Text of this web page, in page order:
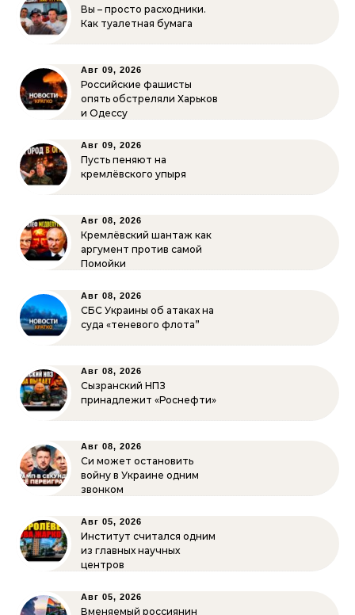
Вы – просто расходники.
Как туалетная бумага
Авг 09, 2026
Российские фашисты
опять обстреляли Харьков
и Одессу
Авг 09, 2026
Пусть пеняют на
кремлёвского упыря
Авг 08, 2026
Кремлёвский шантаж как
аргумент против самой
Помойки
Авг 08, 2026
СБС Украины об атаках на
суда «теневого флота”
Авг 08, 2026
Сызранский НПЗ
принадлежит «Роснефти»
Авг 08, 2026
Си может остановить
войну в Украине одним
звонком
Авг 05, 2026
Институт считался одним
из главных научных
центров
Авг 05, 2026
Вменяемый россиянин